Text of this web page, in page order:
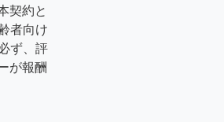
契約と
者向け
ず、評
が報酬